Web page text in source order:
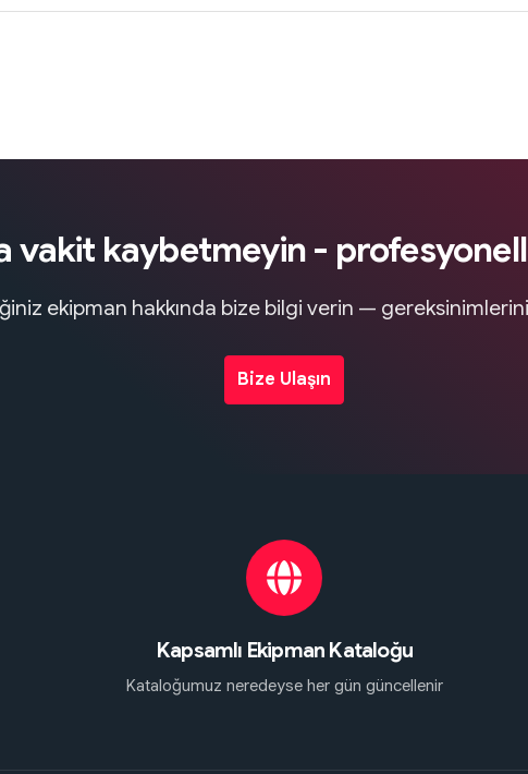
vakit kaybetmeyin -
ekipman hakkında bize bilgi verin —
Bize Ulaşın
Kapsamlı Ekipman Kataloğu
Kataloğumuz neredeyse her gün güncellenir